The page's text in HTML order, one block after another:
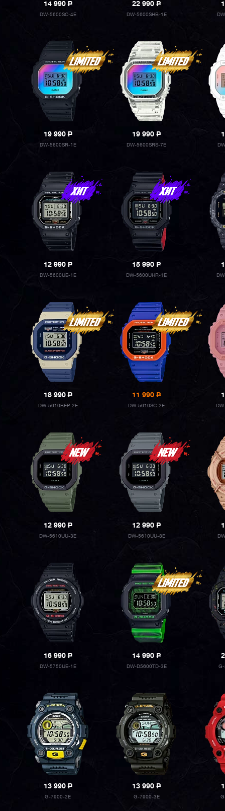
14 990P
DW-5600SC-4E
22 990P
DW-5600SHB-1E
19 990P
DW-5600SR-1E
19 990P
DW-5600SRS-7E
12 990P
DW-5600UE-1E
15 990P
DW-5600UHR-1E
18 990P
DW-5610BEP-2E
11 990P
DW-5610SC-2E
12 990P
DW-5610UU-3E
12 990P
DW-5610UU-8E
16 990P
DW-5750UE-1E
14 990P
DW-D5600TD-3E
13 990P
G-7900-2E
13 990P
G-7900-3E